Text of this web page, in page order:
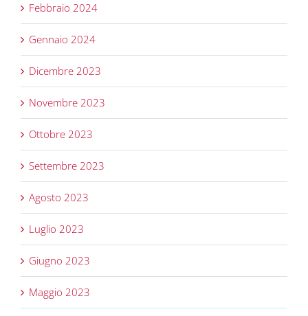
Febbraio 2024
Gennaio 2024
Dicembre 2023
Novembre 2023
Ottobre 2023
Settembre 2023
Agosto 2023
Luglio 2023
Giugno 2023
Maggio 2023